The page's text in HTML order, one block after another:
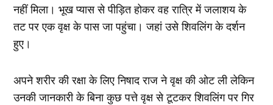
नहीं मिला। भूख प्यास से पीड़ित होकर वह रात्रि में जलाशय के
तट पर एक वृक्ष के पास जा पहुंचा। जहां उसे शिवलिंग के दर्शन
हुए।
अपने शरीर की रक्षा के लिए निषाद राज ने वृक्ष की ओट ली लेकिन
उनकी जानकारी के बिना कुछ पत्ते वृक्ष से टूटकर शिवलिंग पर गिर